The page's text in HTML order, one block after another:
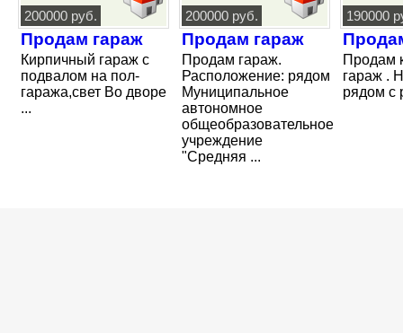
200000 руб.
Продам гараж
Кирпичный гараж с
подвалом на пол-
гаража,свет Во дворе
...
200000 руб.
Продам гараж
Продам гараж.
Расположение: рядом
Муниципальное
автономное
общеобразовательное
учреждение
"Средняя ...
190000
Продам
гараж .
рядом с